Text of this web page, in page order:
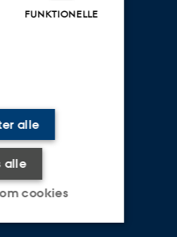
Adgangskursus
Diplomingeniør
AU Kursuskatalog
FUNKTIONELLE
alle
alle
cookies